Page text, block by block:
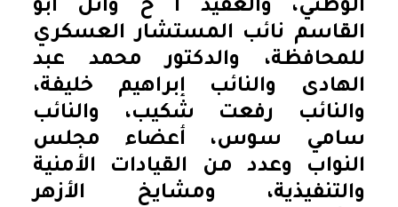
الوطني، والعقيد أ ح وائل أبو
القاسم نائب المستشار العسكري
للمحافظة، والدكتور محمد عبد
الهادى والنائب إبراهيم خليفة،
والنائب رفعت شكيب، والنائب
سامي سوس، أعضاء مجلس
النواب وعدد من القيادات الأمنية
والتنفيذية، ومشايخ الأزهر